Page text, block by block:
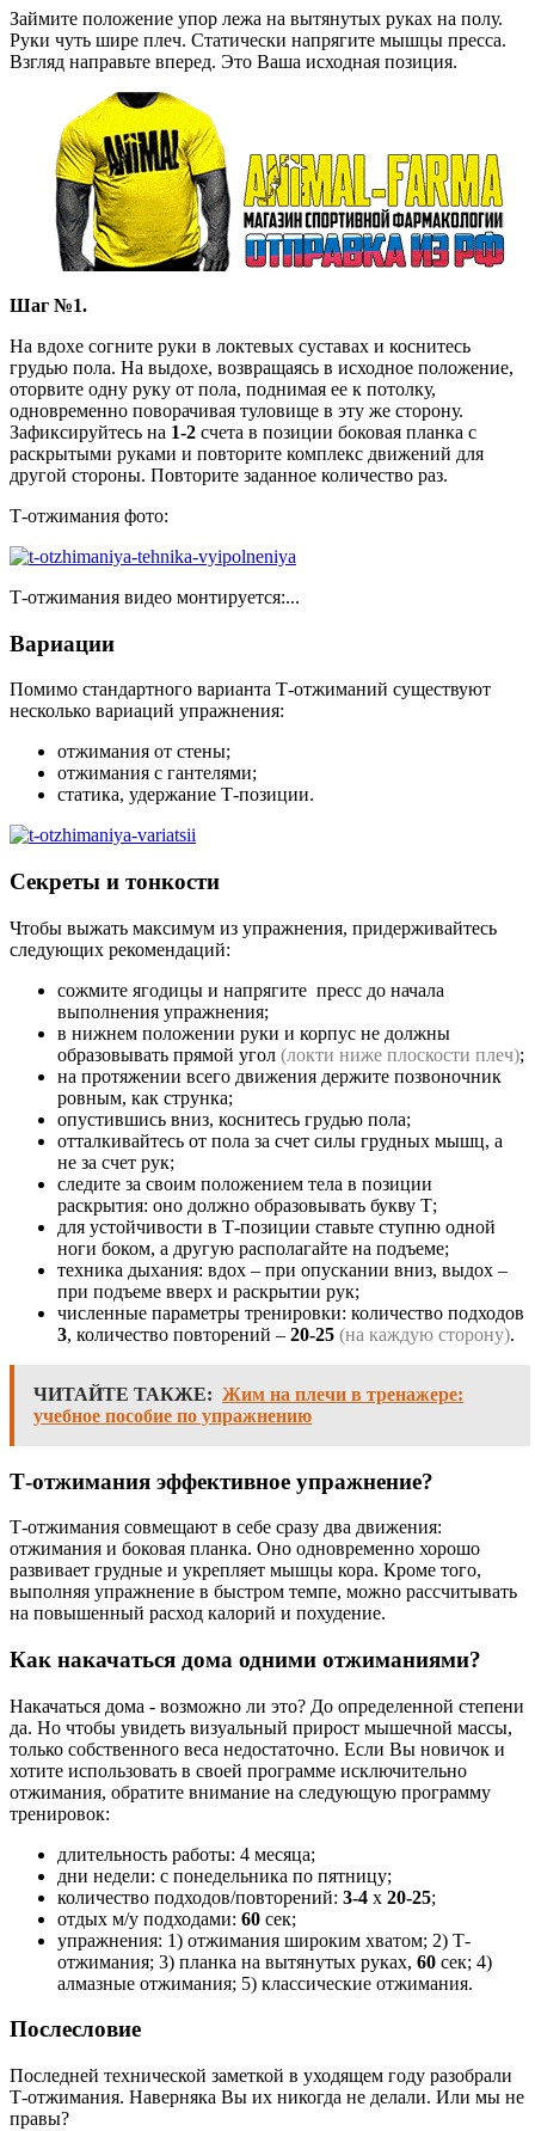
Займите положение упор лежа на вытянутых руках на полу.
Руки чуть шире плеч. Статически напрягите мышцы пресса.
Взгляд направьте вперед. Это Ваша исходная позиция.
Шаг №1.
На вдохе согните руки в локтевых суставах и коснитесь
грудью пола. На выдохе, возвращаясь в исходное положение,
оторвите одну руку от пола, поднимая ее к потолку,
одновременно поворачивая туловище в эту же сторону.
Зафиксируйтесь на 1-2 счета в позиции боковая планка с
раскрытыми руками и повторите комплекс движений для
другой стороны. Повторите заданное количество раз.
Т-отжимания фото:
Т-отжимания видео монтируется:...
Вариации
Помимо стандартного варианта Т-отжиманий существуют
несколько вариаций упражнения:
отжимания от стены;
отжимания с гантелями;
статика, удержание Т-позиции.
Секреты и тонкости
Чтобы выжать максимум из упражнения, придерживайтесь
следующих рекомендаций:
сожмите ягодицы и напрягите пресс до начала
выполнения упражнения;
в нижнем положении руки и корпус не должны
образовывать прямой угол (локти ниже плоскости плеч);
на протяжении всего движения держите позвоночник
ровным, как струнка;
опустившись вниз, коснитесь грудью пола;
отталкивайтесь от пола за счет силы грудных мышц, а
не за счет рук;
следите за своим положением тела в позиции
раскрытия: оно должно образовывать букву Т;
для устойчивости в Т-позиции ставьте ступню одной
ноги боком, а другую располагайте на подъеме;
техника дыхания: вдох – при опускании вниз, выдох –
при подъеме вверх и раскрытии рук;
численные параметры тренировки: количество подходов
3, количество повторений – 20-25 (на каждую сторону).
ЧИТАЙТЕ ТАКЖЕ: Жим на плечи в тренажере:
учебное пособие по упражнению
Т-отжимания эффективное упражнение?
Т-отжимания совмещают в себе сразу два движения:
отжимания и боковая планка. Оно одновременно хорошо
развивает грудные и укрепляет мышцы кора. Кроме того,
выполняя упражнение в быстром темпе, можно рассчитывать
на повышенный расход калорий и похудение.
Как накачаться дома одними отжиманиями?
Накачаться дома - возможно ли это? До определенной степени
да. Но чтобы увидеть визуальный прирост мышечной массы,
только собственного веса недостаточно. Если Вы новичок и
хотите использовать в своей программе исключительно
отжимания, обратите внимание на следующую программу
тренировок:
длительность работы: 4 месяца;
дни недели: с понедельника по пятницу;
количество подходов/повторений: 3-4 х 20-25;
отдых м/у подходами: 60 сек;
упражнения: 1) отжимания широким хватом; 2) Т-
отжимания; 3) планка на вытянутых руках, 60 сек; 4)
алмазные отжимания; 5) классические отжимания.
Послесловие
Последней технической заметкой в уходящем году разобрали
Т-отжимания. Наверняка Вы их никогда не делали. Или мы не
правы?